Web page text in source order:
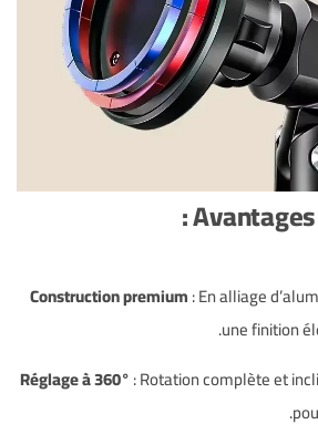
Avantages :
: En alliage
une finition
: Rotation complète et